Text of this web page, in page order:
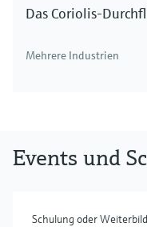
Das Coriolis-
Mehrere Industrien
Events und
Schulung oder